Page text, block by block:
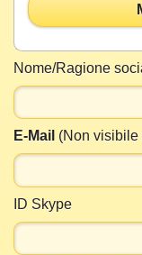
Nome/Ragione
E-Mail (Non
ID Skype